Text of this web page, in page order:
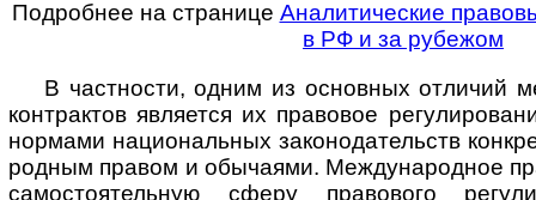
Подробнее на странице Аналитические
в РФ и за рубежом
В частности, одним из основных отличий
контрактов является их правовое
нормами национальных законодательств
род­ным правом и обычаями. Международное
самостоятельную сферу правового